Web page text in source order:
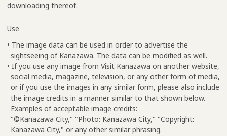
downloading thereof.
Use
• The image data can be used in order to advertise the
sightseeing of Kanazawa. The data can be modified as well.
• If you use any image from Visit Kanazawa on another website,
social media, magazine, television, or any other form of media,
or if you use the images in any similar form, please also include
the image credits in a manner similar to that shown below.
Examples of acceptable image credits:
"©Kanazawa City," "Photo: Kanazawa City," "Copyright:
Kanazawa City," or any other similar phrasing.